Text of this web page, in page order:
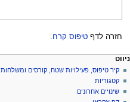
חזרה לדף טיפוס קרח
תפריט
ניווט
פעולות דף
דף
שיחה
קריאה
כלים אישיים
כניסה
לחשבון
בקשת
חשבון
ניווט
קיר טיפוס, פעילויות שטח, קורסים ומשלחות
קטגוריות
שינויים אחרונים